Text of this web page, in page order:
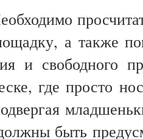
а также
и свободного
где просто
быть